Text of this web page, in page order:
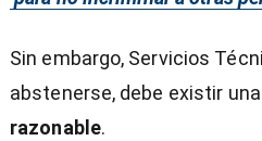
Sin embargo, Servicios
abstenerse, debe existir una
razonable.